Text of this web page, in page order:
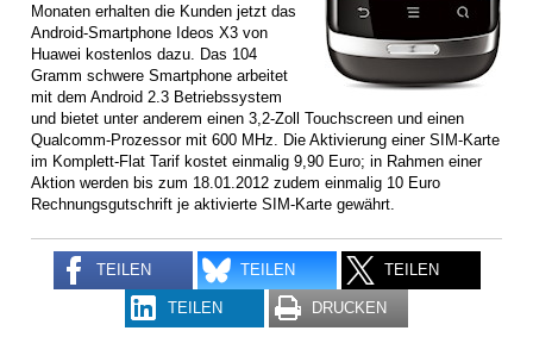
Monaten erhalten die Kunden jetzt das
Android-Smartphone Ideos X3 von
Huawei kostenlos dazu. Das 104
Gramm schwere Smartphone arbeitet
mit dem Android 2.3 Betriebssystem
und bietet unter anderem einen 3,2-Zoll Touchscreen und einen
Qualcomm-Prozessor mit 600 MHz. Die Aktivierung einer SIM-Karte
im Komplett-Flat Tarif kostet einmalig 9,90 Euro; in Rahmen einer
Aktion werden bis zum 18.01.2012 zudem einmalig 10 Euro
Rechnungsgutschrift je aktivierte SIM-Karte gewährt.
TEILEN TEILEN TEILEN
TEILEN DRUCKEN